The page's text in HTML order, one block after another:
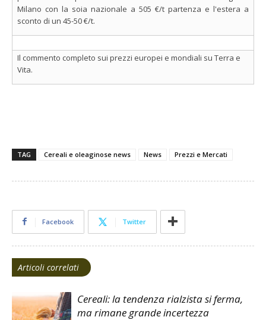
Milano con la soia nazionale a 505 €/t partenza e l'estera a
sconto di un 45-50 €/t.
Il commento completo sui prezzi europei e mondiali su Terra e
Vita.
TAG Cereali e oleaginose news News Prezzi e Mercati
Facebook Twitter
Articoli correlati
Cereali: la tendenza rialzista si ferma,
ma rimane grande incertezza